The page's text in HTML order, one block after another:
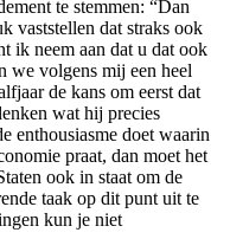
te stemmen: “Dan
vaststellen dat straks ook
ik neem aan dat u dat ook
we volgens mij een heel
de kans om eerst dat
wat hij precies
enthousiasme doet waarin
praat, dan moet het
ook in staat om de
taak op dit punt uit te
kun je niet